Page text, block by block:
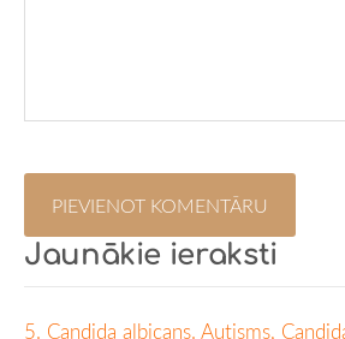
Jaunākie ieraksti
5. Candida albicans. Autisms,